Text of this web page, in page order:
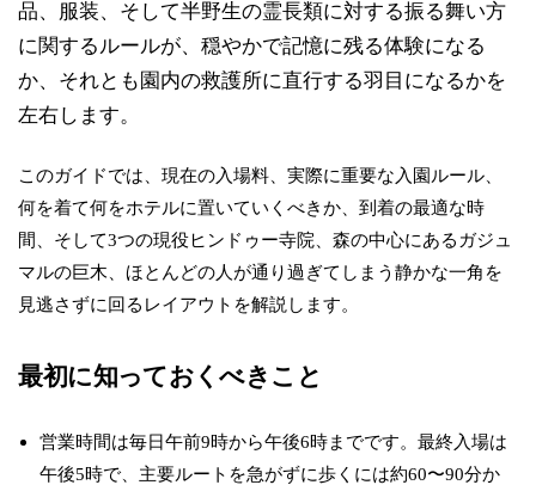
品、服装、そして半野生の霊長類に対する振る舞い方
に関するルールが、穏やかで記憶に残る体験になる
か、それとも園内の救護所に直行する羽目になるかを
左右します。
このガイドでは、現在の入場料、実際に重要な入園ルール、
何を着て何をホテルに置いていくべきか、到着の最適な時
間、そして3つの現役ヒンドゥー寺院、森の中心にあるガジュ
マルの巨木、ほとんどの人が通り過ぎてしまう静かな一角を
見逃さずに回るレイアウトを解説します。
最初に知っておくべきこと
営業時間は毎日午前9時から午後6時までです。最終入場は
午後5時で、主要ルートを急がずに歩くには約60〜90分か